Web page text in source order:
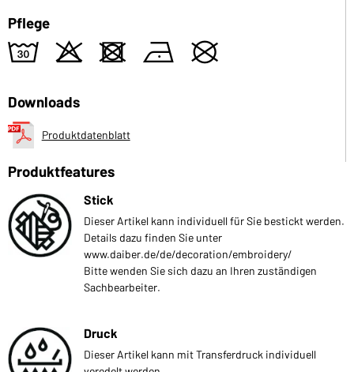
Pflege
w o d n U
Downloads
Produktdatenblatt
Produktfeatures
Stick
Dieser Artikel kann individuell für Sie bestickt werden.
Details dazu finden Sie unter
www.daiber.de/de/decoration/embroidery/
Bitte wenden Sie sich dazu an Ihren zuständigen
Sachbearbeiter.
Druck
Dieser Artikel kann mit Transferdruck individuell